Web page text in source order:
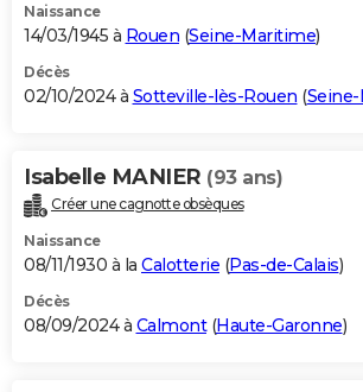
Naissance
14/03/1945 à Rouen (Seine-Maritime)
Décès
02/10/2024 à Sotteville-lès-Rouen (
Isabelle MANIER (93 ans)
Créer une cagnotte obsèques
Naissance
08/11/1930 à la Calotterie (Pas-de-Calais)
Décès
08/09/2024 à Calmont(Haute-Garonne)